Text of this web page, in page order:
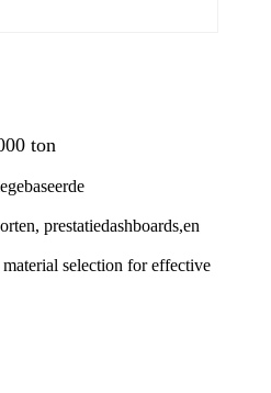
ton
prestatiedashboards,en
selection for effective